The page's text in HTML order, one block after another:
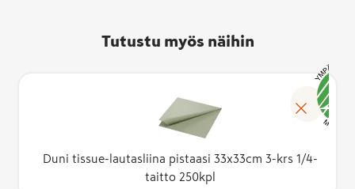
Tutustu myös näihin
Duni tissue-lautasliina pistaasi 33x33cm 3-krs 1/4-
taitto 250kpl